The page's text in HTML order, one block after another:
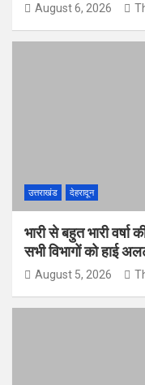
August 6, 2026
उत्तराखंड देहरादून
भारी से बहुत भारी
सभी विभागों को हाई
August 5, 2026